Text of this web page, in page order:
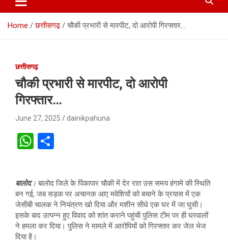
Home छत्तीसगढ़ चौकी प्रभारी से मारपीट, दो आरोपी गिरफ्तार…
छत्तीसगढ़
चौकी प्रभारी से मारपीट, दो आरोपी
गिरफ्तार…
June 27, 2025 dainikpahuna
W
at
s
A
p
p
ar
e
बालोद। बालोद जिले के पिंकापार चौकी में देर रात उस समय हंगामे की स्थिति
बन गई, जब सड़क पर अचानक आए मवेशियों को बचाने के प्रयास में एक
जेसीबी चालक ने नियंत्रण खो दिया और मशीन सीधे एक घर में जा घुसी।
इसके बाद उत्पन्न हुए विवाद को शांत कराने पहुंची पुलिस टीम पर ही घरवालों
ने हमला कर दिया। पुलिस ने मामले में आरोपियों को गिरफ्तार कर जेल भेज
दिया है।